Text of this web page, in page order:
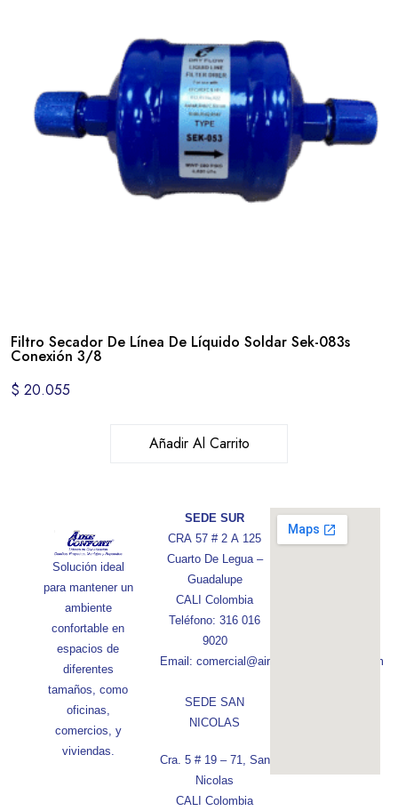
Filtro Secador De Línea De Líquido Soldar Sek-083s
Conexión 3/8
$ 20.055
Añadir Al Carrito
Solución ideal
para mantener un
ambiente
confortable en
espacios de
diferentes
tamaños, como
oficinas,
comercios, y
viviendas.
SEDE SUR
CRA 57 # 2 A 125
Cuarto De Legua –
Guadalupe
CALI Colombia
Teléfono: 316 016
9020
Email: comercial@aireconfortcolombia.com
SEDE SAN
NICOLAS
Cra. 5 # 19 – 71, San
Nicolas
CALI Colombia